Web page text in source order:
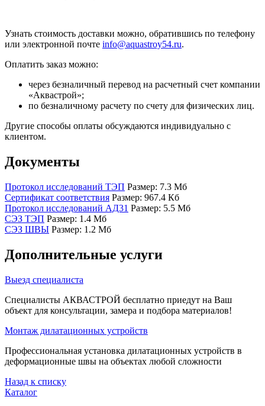
Узнать стоимость доставки можно, обратившись по телефону
или электронной почте info@aquastroy54.ru.
Оплатить заказ можно:
через безналичный перевод на расчетный счет компании
«Аквастрой»;
по безналичному расчету по счету для физических лиц.
Другие способы оплаты обсуждаются индивидуально с
клиентом.
Документы
Протокол исследований ТЭП Размер: 7.3 Мб
Сертификат соответствия Размер: 967.4 Кб
Протокол исследований АД31 Размер: 5.5 Мб
СЭЗ ТЭП Размер: 1.4 Мб
СЭЗ ШВЫ Размер: 1.2 Мб
Дополнительные услуги
Выезд специалиста
Специалисты АКВАСТРОЙ бесплатно приедут на Ваш
объект для консультации, замера и подбора материалов!
Монтаж дилатационных устройств
Профессиональная установка дилатационных устройств в
деформационные швы на объектах любой сложности
Назад к списку
Каталог